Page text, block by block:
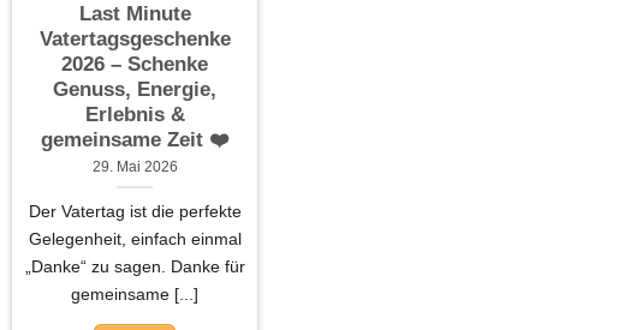
Last Minute
Vatertagsgeschenke
2026 – Schenke
Genuss, Energie,
Erlebnis &
gemeinsame Zeit ❤️
29. Mai 2026
Der Vatertag ist die perfekte
Gelegenheit, einfach einmal
„Danke“ zu sagen. Danke für
gemeinsame [...]